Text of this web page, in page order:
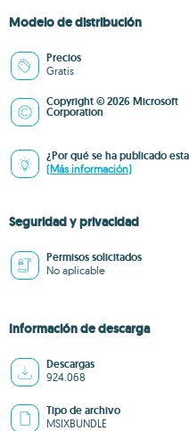
Modelo de distribución
Precios
Gratis
Copyright © 2026 Microsoft
Corporation
¿Por qué se ha publicado
(Más información)
Seguridad y privacidad
Permisos solicitados
No aplicable
Información de descarga
Descargas
924.068
Tipo de archivo
MSIXBUNDLE